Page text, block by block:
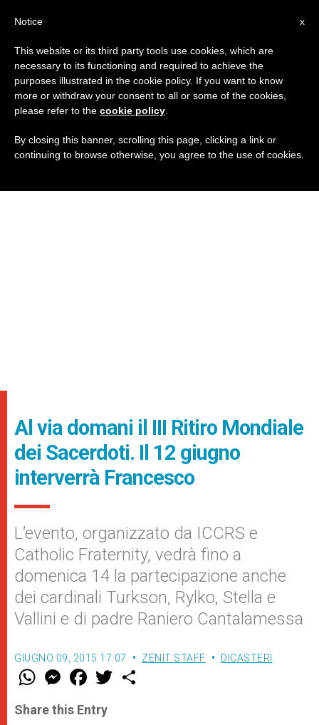
Al via domani il III Ritiro Mondiale
dei Sacerdoti. Il 12 giugno
interverrà Francesco
L’evento, organizzato da ICCRS e
Catholic Fraternity, vedrà fino a
domenica 14 la partecipazione anche
dei cardinali Turkson, Rylko, Stella e
Vallini e di padre Raniero Cantalamessa
GIUGNO 09, 2015 17:07 ZENIT STAFF DICASTERI
W
t
s
M
e
s
e
F
a
e
b
w
Share this Entry
x
Notice
This website or its third party tools use cookies, which are
necessary to its functioning and required to achieve the
purposes illustrated in the cookie policy. If you want to know
more or withdraw your consent to all or some of the cookies,
please refer to the cookie policy
By closing this banner, scrolling this page, clicking a link or
continuing to browse otherwise, you agree to the use of cookies.